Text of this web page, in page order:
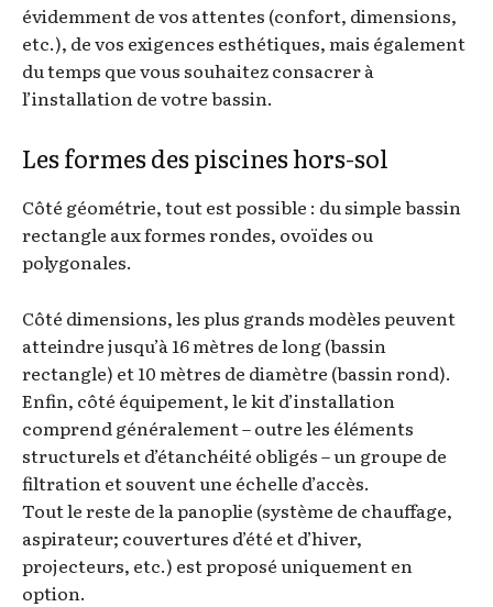
évidemment de vos attentes (confort, dimensions,
etc.), de vos exigences esthétiques, mais également
du temps que vous souhaitez consacrer à
l’installation de votre bassin.
Les formes des piscines hors-sol
Côté géométrie, tout est possible : du simple bassin
rectangle aux formes rondes, ovoïdes ou
polygonales.
Côté dimensions, les plus grands modèles peuvent
atteindre jusqu’à 16 mètres de long (bassin
rectangle) et 10 mètres de diamètre (bassin rond).
Enfin, côté équipement, le kit d’installation
comprend généralement – outre les éléments
structurels et d’étanchéité obligés – un groupe de
filtration et souvent une échelle d’accès.
Tout le reste de la panoplie (système de chauffage,
aspirateur; couvertures d’été et d’hiver,
projecteurs, etc.) est proposé uniquement en
option.